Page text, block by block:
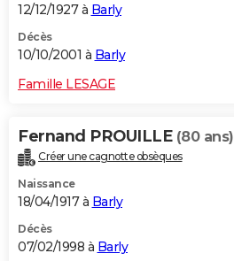
12/12/1927 à Barly
Décès
10/10/2001 à Barly
Famille LESAGE
Fernand PROUILLE (80 ans)
Créer une cagnotte obsèques
Naissance
18/04/1917 à Barly
Décès
07/02/1998 à Barly